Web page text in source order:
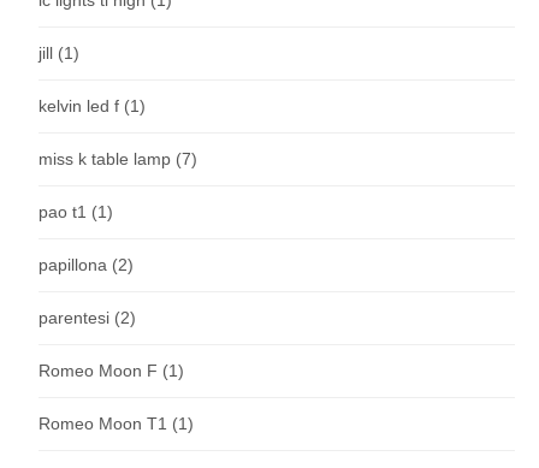
jill (1)
kelvin led f (1)
miss k table lamp (7)
pao t1 (1)
papillona (2)
parentesi (2)
Romeo Moon F (1)
Romeo Moon T1 (1)